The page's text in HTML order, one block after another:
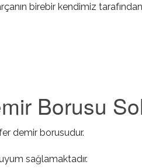
birebir kendimiz
Borusu
demir borusudur.
sağlamaktadır.